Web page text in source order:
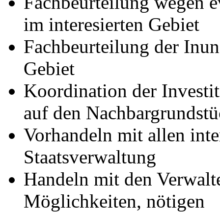
im interesierten Gebiet
Fachbeurteilung der
Gebiet
Koordination der
auf den
Vorhandeln mit allen
Staatsverwaltung
Handeln mit den
Möglichkeiten, nötigen